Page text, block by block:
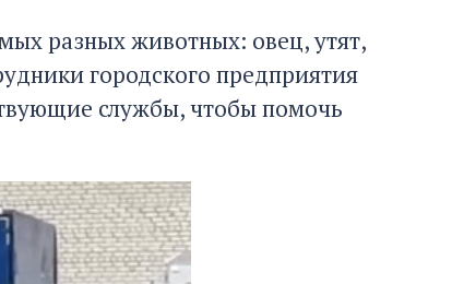
разных животных: овец, утят,
городского предприятия
службы, чтобы помочь